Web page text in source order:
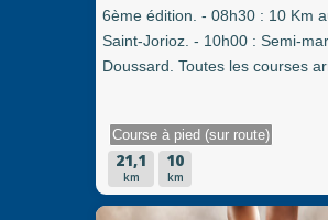
6ème édition. - 08h30 : 10 Km
Saint-Jorioz. - 10h00 : Semi-
Doussard. Toutes les courses
Course à pied (sur route)
21,1
km
10
km